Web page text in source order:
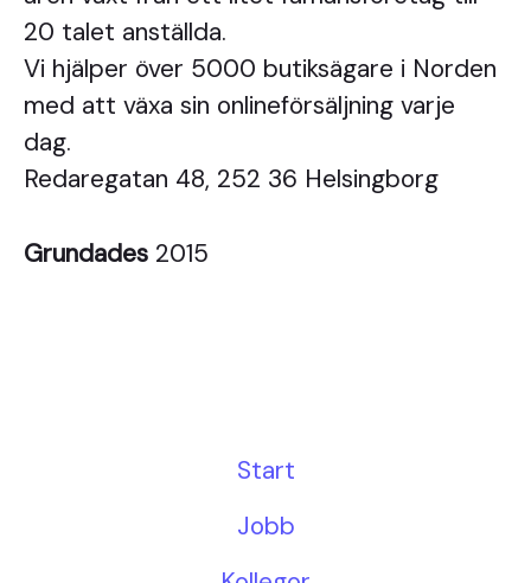
20 talet anställda.
Vi hjälper över 5000 butiksägare i Norden
med att växa sin onlineförsäljning varje
dag.
Redaregatan 48, 252 36 Helsingborg
Grundades 2015
Start
Jobb